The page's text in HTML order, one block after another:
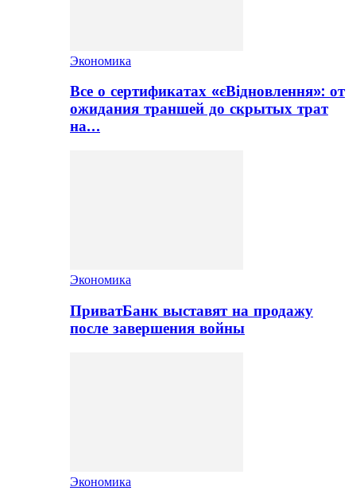
Экономика
Все о сертификатах «єВідновлення»: от
ожидания траншей до скрытых трат
на…
Экономика
ПриватБанк выставят на продажу
после завершения войны
Экономика